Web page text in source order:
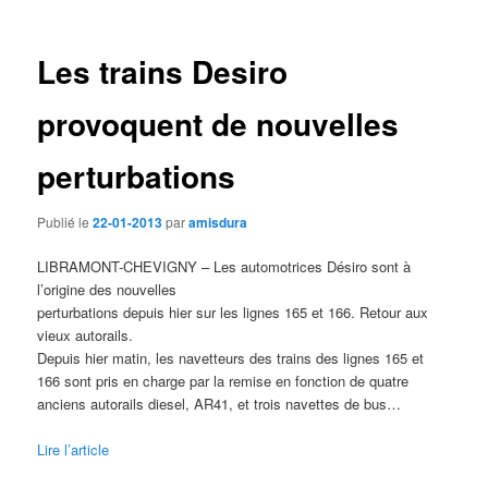
Les trains Desiro
provoquent de nouvelles
perturbations
Publié le22-01-2013paramisdura
LIBRAMONT-CHEVIGNY – Les automotrices Désiro sont à
l’origine des nouvelles
perturbations depuis hier sur les lignes 165 et 166. Retour aux
vieux autorails.
Depuis hier matin, les navetteurs des trains des lignes 165 et
166 sont pris en charge par la remise en fonction de quatre
anciens autorails diesel, AR41, et trois navettes de bus…
Lire l’article